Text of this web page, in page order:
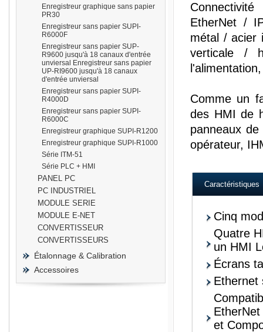
Enregistreur graphique sans papier
PR30
Enregistreur sans papier SUPI-
R6000F
Enregistreur sans papier SUP-
R9600 jusqu'à 18 canaux d'entrée
unviersal Enregistreur sans papier
UP-RI9600 jusqu'à 18 canaux
d'entrée unviersal
Enregistreur sans papier SUPI-
R4000D
Enregistreur sans papier SUPI-
R6000C
Enregistreur graphique SUPI-R1200
Enregistreur graphique SUPI-R1000
Série ITM-51
Série PLC + HMI
PANEL PC
PC INDUSTRIEL
MODULE SERIE
MODULE E-NET
CONVERTISSEUR
CONVERTISSEURS
Étalonnage & Calibration
Accessoires
EtherNet /
métal / acier
verticale /
Comme un
des HMI de
panneaux
opérateur,
Caractéristiques
Cinq
Quatre
un HMI
Écrans
Ethernet
et